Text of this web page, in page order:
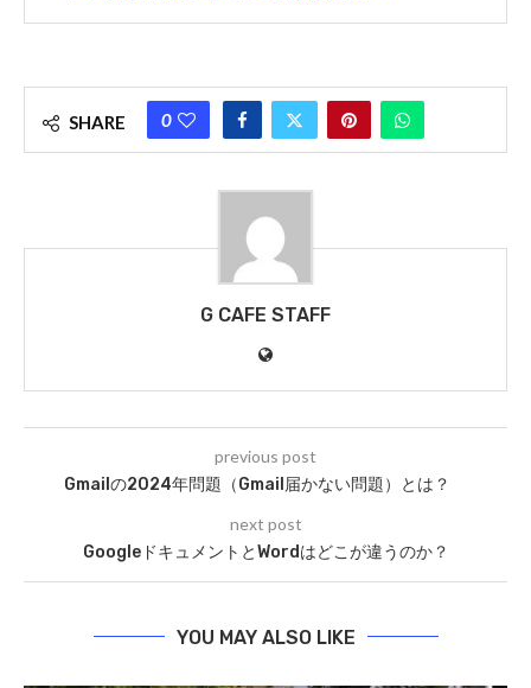
SHARE 0
G CAFE STAFF
previous post
Gmailの2024年問題（Gmail届かない問題）とは？
next post
GoogleドキュメントとWordはどこが違うのか？
YOU MAY ALSO LIKE